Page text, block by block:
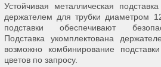
Устойчивая металлическая
держателем для трубки диаметром
подставки обеспечивают
Подставка укомплектована
возможно комбинирование
цветов по запросу.